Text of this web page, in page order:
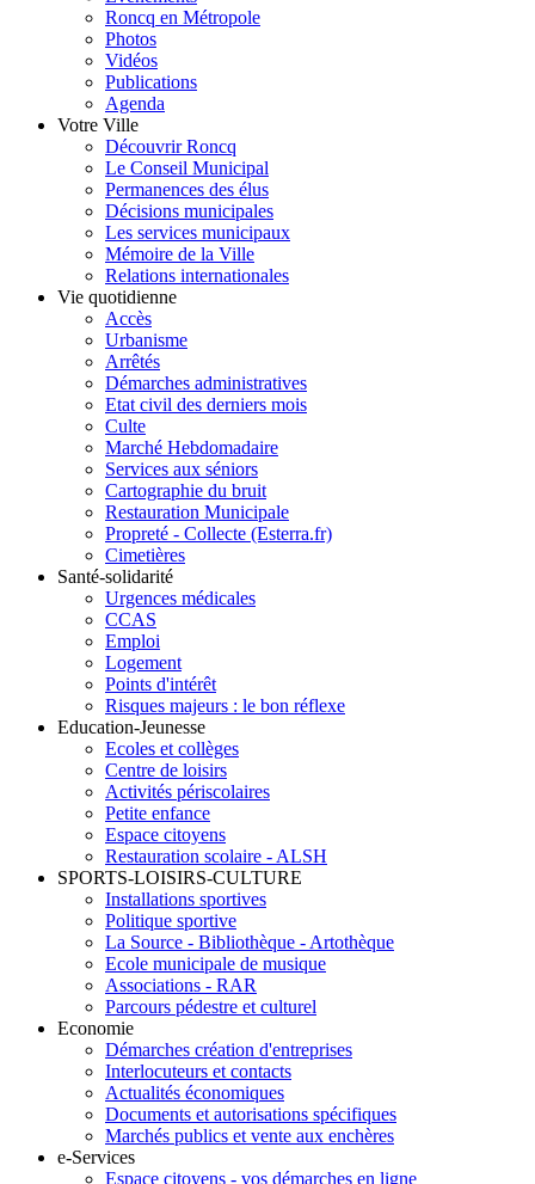
Roncq en Métropole
Photos
Vidéos
Publications
Agenda
Votre Ville
Découvrir Roncq
Le Conseil Municipal
Permanences des élus
Décisions municipales
Les services municipaux
Mémoire de la Ville
Relations internationales
Vie quotidienne
Accès
Urbanisme
Arrêtés
Démarches administratives
Etat civil des derniers mois
Culte
Marché Hebdomadaire
Services aux séniors
Cartographie du bruit
Restauration Municipale
Propreté - Collecte (Esterra.fr)
Cimetières
Santé-solidarité
Urgences médicales
CCAS
Emploi
Logement
Points d'intérêt
Risques majeurs : le bon réflexe
Education-Jeunesse
Ecoles et collèges
Centre de loisirs
Activités périscolaires
Petite enfance
Espace citoyens
Restauration scolaire - ALSH
SPORTS-LOISIRS-CULTURE
Installations sportives
Politique sportive
La Source - Bibliothèque - Artothèque
Ecole municipale de musique
Associations - RAR
Parcours pédestre et culturel
Economie
Démarches création d'entreprises
Interlocuteurs et contacts
Actualités économiques
Documents et autorisations spécifiques
Marchés publics et vente aux enchères
e-Services
Espace citoyens - vos démarches en ligne